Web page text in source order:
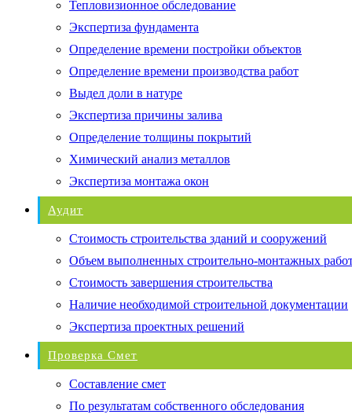
Тепловизионное обследование
Экспертиза фундамента
Определение времени постройки объектов
Определение времени производства работ
Выдел доли в натуре
Экспертиза причины залива
Определение толщины покрытий
Химический анализ металлов
Экспертиза монтажа окон
Аудит
Стоимость строительства зданий и сооружений
Объем выполненных строительно-монтажных
Стоимость завершения строительства
Наличие необходимой строительной документации
Экспертиза проектных решений
Проверка Смет
Составление смет
По результатам собственного обследования